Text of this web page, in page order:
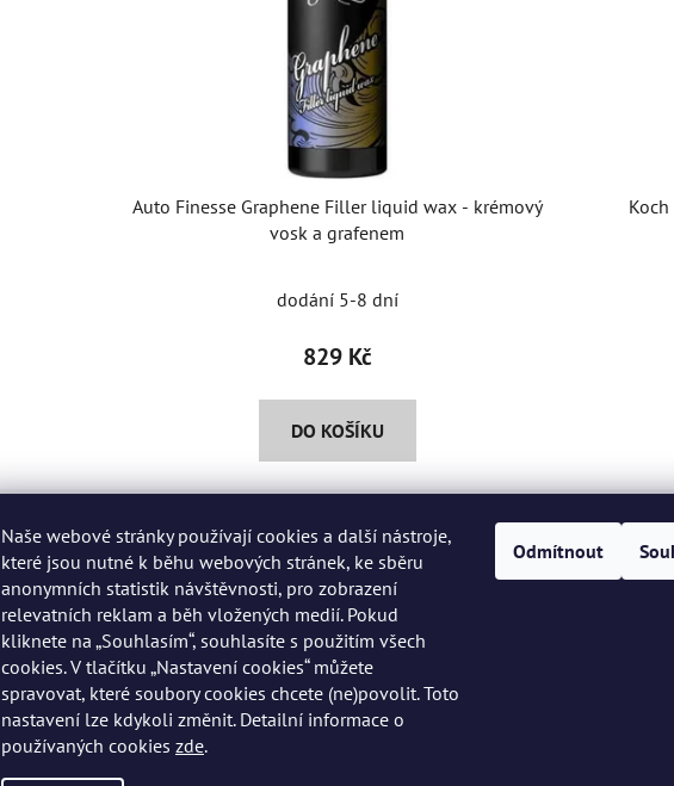
Naše webové stránky používají cookies a další nástroje,
které jsou nutné k běhu webových stránek, ke sběru
anonymních statistik návštěvnosti, pro zobrazení
relevatních reklam a běh vložených medií. Pokud
kliknete na „Souhlasím“, souhlasíte s použitím všech
cookies. V tlačítku „Nastavení cookies“ můžete
spravovat, které soubory cookies chcete (ne)povolit. Toto
nastavení lze kdykoli změnit. Detailní informace o
používaných cookies zde.
Odmítnout
Auto Finesse Graphene Filler liquid wax - krémový
vosk a grafenem
dodání 5-8 dní
829 Kč
DO KOŠÍKU
Kontakt
info@peknaklasika.cz
+420 778 002 430